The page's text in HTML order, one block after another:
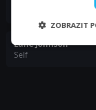
Lane Johnson
Self
ZOBRAZIT